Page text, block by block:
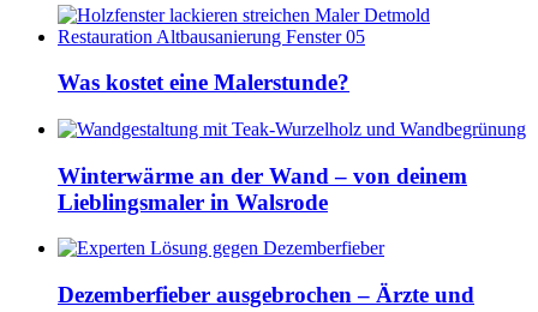
Was kostet eine Malerstunde?
Winterwärme an der Wand – von deinem
Lieblingsmaler in Walsrode
Dezemberfieber ausgebrochen – Ärzte und